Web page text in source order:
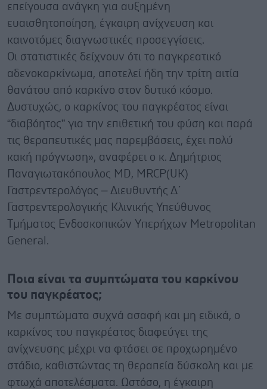
επείγουσα ανάγκη για αυξημένη
ευαισθητοποίηση, έγκαιρη ανίχνευση και
καινοτόμες διαγνωστικές προσεγγίσεις.
Οι στατιστικές δείχνουν ότι το παγκρεατικό
αδενοκαρκίνωμα, αποτελεί ήδη την τρίτη αιτία
θανάτου από καρκίνο στον δυτικό κόσμο.
Δυστυχώς, ο καρκίνος του παγκρέατος είναι
“διαβόητος” για την επιθετική του φύση και παρά
τις θεραπευτικές μας παρεμβάσεις, έχει πολύ
κακή πρόγνωση», αναφέρει ο κ. Δημήτριος
Παναγιωτακόπουλος MD, MRCP(UK)
Γαστρεντερολόγος – Διευθυντής Δ΄
Γαστρεντερολογικής Κλινικής Υπεύθυνος
Tμήματος Eνδοσκοπικών Yπερήχων Metropolitan
General.
Ποια είναι τα συμπτώματα του καρκίνου
του παγκρέατος;
Με συμπτώματα συχνά ασαφή και μη ειδικά, ο
καρκίνος του παγκρέατος διαφεύγει της
ανίχνευσης μέχρι να φτάσει σε προχωρημένο
στάδιο, καθιστώντας τη θεραπεία δύσκολη και με
φτωχά αποτελέσματα. Ωστόσο, η έγκαιρη